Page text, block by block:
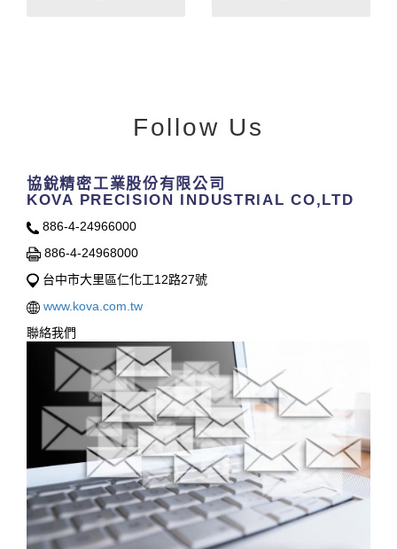
Follow Us
協銳精密工業股份有限公司
KOVA PRECISION INDUSTRlAL CO,LTD
886-4-24966000
886-4-24968000
台中市大里區仁化工12路27號
www.kova.com.tw
聯絡我們